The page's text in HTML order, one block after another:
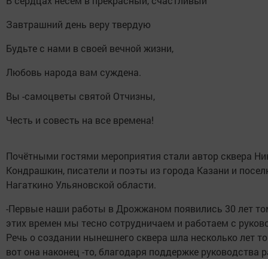
Завтрашний день веру твердую
Будьте с нами в своей вечной жизни,
Любовь народа вам суждена.
Вы -самоцветы святой Отчизны,
Честь и совесть на все времена!
Почётными гостями мероприятия стали автор сквера
Кондрашкин, писатели и поэты из города Казани и
Нагаткино Ульяновской области.
-Первые наши работы в Дрожжаном появились 30 лет
этих времен мы тесно сотрудничаем и работаем с
Речь о создании нынешнего сквера шла несколько лет
вот она наконец -то, благодаря поддержке руководства